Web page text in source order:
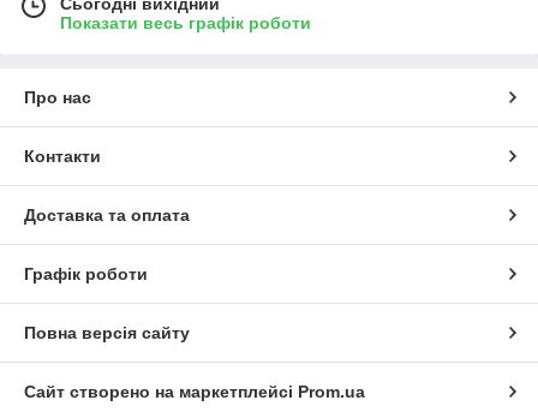
Показати весь графік роботи
Про нас
Контакти
Доставка та оплата
Графік роботи
Повна версія сайту
Сайт створено на маркетплейсі Prom.ua